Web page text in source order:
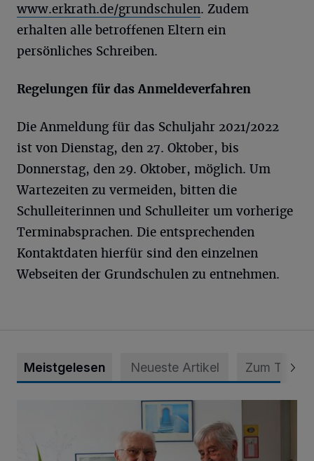
www.erkrath.de/grundschulen. Zudem
erhalten alle betroffenen Eltern ein
persönliches Schreiben.
Regelungen für das Anmeldeverfahren
Die Anmeldung für das Schuljahr 2021/2022
ist von Dienstag, den 27. Oktober, bis
Donnerstag, den 29. Oktober, möglich. Um
Wartezeiten zu vermeiden, bitten die
Schulleiterinnen und Schulleiter um vorherige
Terminabsprachen. Die entsprechenden
Kontaktdaten hierfür sind den einzelnen
Webseiten der Grundschulen zu entnehmen.
Meistgelesen Neueste Artikel Zum Thema
„Wir waren uns eigentlich nie böse“